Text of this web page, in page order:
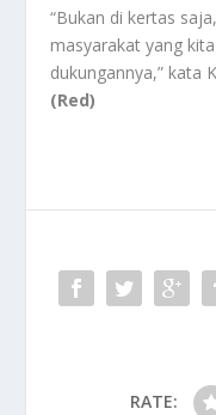
“Bukan di kertas
masyarakat yang
dukungannya,” kata
(Red)
RATE: